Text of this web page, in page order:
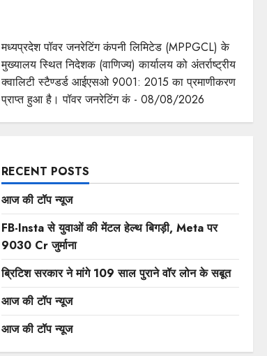
मध्यप्रदेश पॉवर जनरेटिंग कंपनी लिमिटेड (MPPGCL) के
मुख्यालय स्थित निदेशक (वाणिज्य) कार्यालय को अंतर्राष्ट्रीय
क्वालिटी स्टैण्डर्ड आईएसओ 9001: 2015 का प्रमाणीकरण
प्राप्त हुआ है। पॉवर जनरेटिंग कं - 08/08/2026
RECENT POSTS
आज की टॉप न्यूज
FB-Insta से युवाओं की मेंटल हेल्थ बिगड़ी, Meta पर
9030 Cr जुर्माना
ब्रिटिश सरकार ने मांगे 109 साल पुराने वॉर लोन के सबूत
आज की टॉप न्यूज
आज की टॉप न्यूज